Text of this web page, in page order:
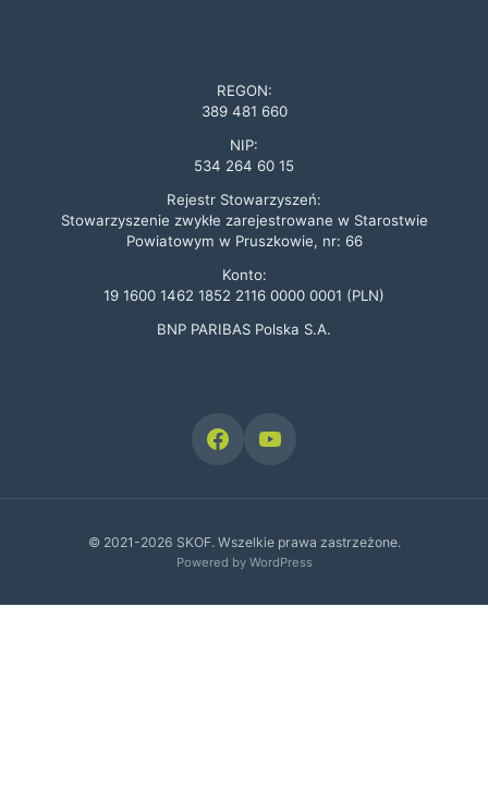
REGON:
389 481 660
NIP:
534 264 60 15
Rejestr Stowarzyszeń:
Stowarzyszenie zwykłe zarejestrowane w Starostwie
Powiatowym w Pruszkowie, nr: 66
Konto:
19 1600 1462 1852 2116 0000 0001 (PLN)
BNP PARIBAS Polska S.A.
© 2021-2026 SKOF. Wszelkie prawa zastrzeżone.
Powered by WordPress